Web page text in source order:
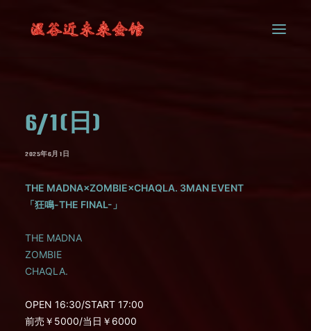
CONTACT6/1(日)
2025年6月1日
THE MADNA×ZOMBIE×CHAQLA. 3MAN EVENT
「狂鳴-THE FINAL-」
THE MADNA
ZOMBIE
CHAQLA.
OPEN 16:30/START 17:00
前売￥5000/当日￥6000